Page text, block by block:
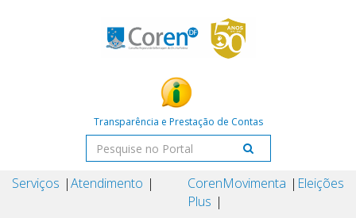
Transparência e Prestação de Contas
Serviços Atendimento
Coren
Plus
Movimenta Eleições